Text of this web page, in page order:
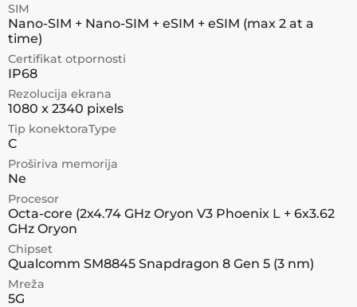
SIM
Nano-SIM + Nano-SIM + eSIM + eSIM (max 2 at a
time)
Certifikat otpornosti
IP68
Rezolucija ekrana
1080 x 2340 pixels
Tip konektoraType
C
Proširiva memorija
Ne
Procesor
Octa-core (2x4.74 GHz Oryon V3 Phoenix L + 6x3.62
GHz Oryon
Chipset
Qualcomm SM8845 Snapdragon 8 Gen 5 (3 nm)
Mreža
5G